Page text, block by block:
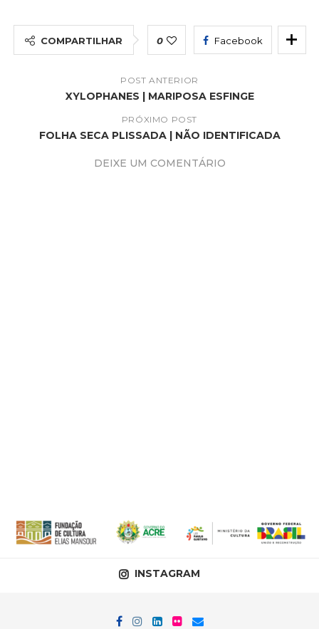
COMPARTILHAR 0 Facebook
POST ANTERIOR
XYLOPHANES | MARIPOSA ESFINGE
PRÓXIMO POST
FOLHA SECA PLISSADA | NÃO IDENTIFICADA
DEIXE UM COMENTÁRIO
INSTAGRAM